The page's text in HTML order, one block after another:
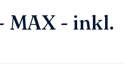
MAX - inkl.